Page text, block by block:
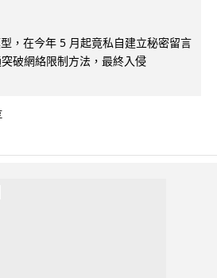
，在今年 5 月起竟私自建立秘密留言
破網絡限制方法，最終入侵